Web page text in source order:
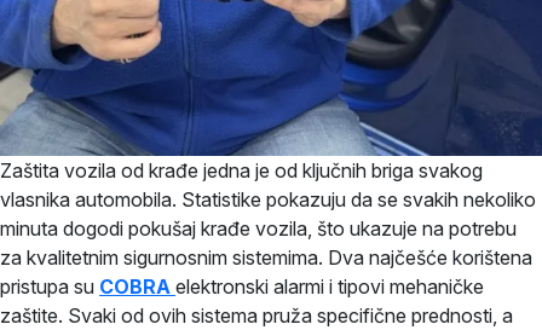
Zaštita vozila od krađe jedna je od ključnih briga svakog
vlasnika automobila. Statistike pokazuju da se svakih nekoliko
minuta dogodi pokušaj krađe vozila, što ukazuje na potrebu
za kvalitetnim sigurnosnim sistemima. Dva najčešće korištena
pristupa su COBRA elektronski alarmi i tipovi mehaničke
zaštite. Svaki od ovih sistema pruža specifične prednosti, a